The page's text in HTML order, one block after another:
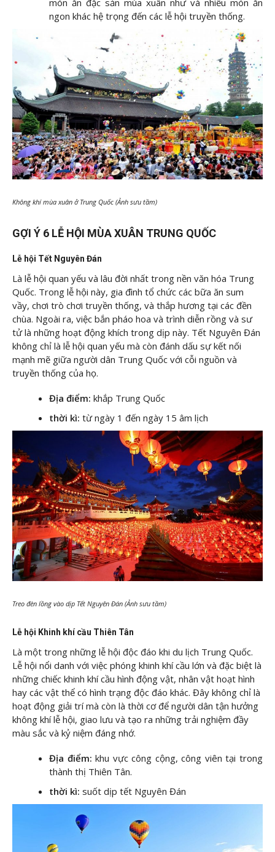
ngon khác hệ trọng đến các lễ hội truyền thống.
Không khí mùa xuân ở Trung Quốc (Ảnh sưu tầm)
GỢI Ý 6 LỄ HỘI MÙA XUÂN TRUNG QUỐC
Lễ hội Tết Nguyên Đán
Là lễ hội quan yếu và lâu đời nhất trong nền văn hóa Trung
Quốc. Trong lễ hội này, gia đình tổ chức các bữa ăn sum
vầy, chơi trò chơi truyền thống, và thắp hương tại các đền
chùa. Ngoài ra, việc bắn pháo hoa và trình diễn rồng và sư
tử là những hoạt động khích trong dịp này. Tết Nguyên Đán
không chỉ là lễ hội quan yếu mà còn đánh dấu sự kết nối
mạnh mẽ giữa người dân Trung Quốc với cỗi nguồn và
truyền thống của họ.
Địa điểm: khắp Trung Quốc
thời kì: từ ngày 1 đến ngày 15 âm lịch
Treo đèn lồng vào dịp Tết Nguyên Đán (Ảnh sưu tầm)
Lễ hội Khinh khí cầu Thiên Tân
Là một trong những lễ hội độc đáo khi du lịch Trung Quốc.
Lễ hội nổi danh với việc phóng khinh khí cầu lớn và đặc biệt là
những chiếc khinh khí cầu hình động vật, nhân vật hoạt hình
hay các vật thể có hình trạng độc đáo khác. Đây không chỉ là
hoạt động giải trí mà còn là thời cơ để người dân tận hưởng
không khí lễ hội, giao lưu và tạo ra những trải nghiệm đầy
màu sắc và kỷ niệm đáng nhớ.
Địa điểm: khu vực công cộng, công viên tại trong
thành thị Thiên Tân.
thời kì: suốt dịp tết Nguyên Đán